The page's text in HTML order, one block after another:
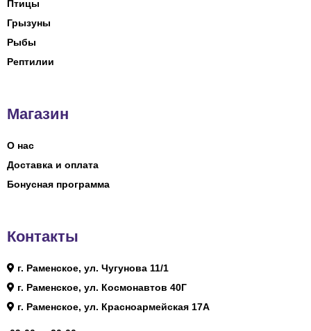
Птицы
Грызуны
Рыбы
Рептилии
Магазин
О нас
Доставка и оплата
Бонусная программа
Контакты
г. Раменское, ул. Чугунова 11/1
г. Раменское, ул. Космонавтов 40Г
г. Раменское, ул. Красноармейская 17А